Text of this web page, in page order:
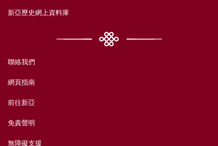
新亞歷史網上資料庫
聯絡我們
網頁指南
前往新亞
免責聲明
無障礙支援